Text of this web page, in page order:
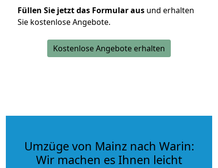
Füllen Sie jetzt das Formular aus und erhalten
Sie kostenlose Angebote.
Kostenlose Angebote erhalten
Umzüge von Mainz nach Warin:
Wir machen es Ihnen leicht